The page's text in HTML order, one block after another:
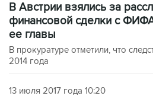
В Австрии взялись за
финансовой сделки с
ее главы
В прокуратуре отметили, что
2014 года
13 июля 2017 года 10:20